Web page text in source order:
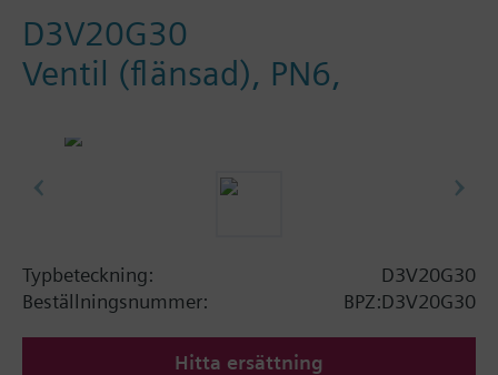
D3V20G30
Ventil (flänsad), PN6,
Typbeteckning:
D3V20G30
Beställningsnummer:
BPZ:D3V20G30
Hitta ersättning